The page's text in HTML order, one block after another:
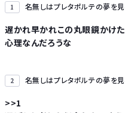
Powered by livedoor 相互RSS
1 名無しはプレタポルテの夢を
遅かれ早かれこの丸眼鏡かけた
心理なんだろうな
2 名無しはプレタポルテの夢を
>>1